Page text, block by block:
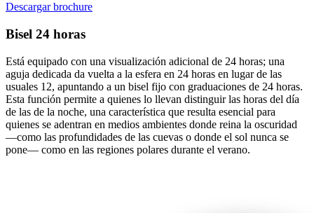
Descargar brochure
Bisel 24 horas
Está equipado con una visualización adicional de 24 horas; una
aguja dedicada da vuelta a la esfera en 24 horas en lugar de las
usuales 12, apuntando a un bisel fijo con graduaciones de 24 horas.
Esta función permite a quienes lo llevan distinguir las horas del día
de las de la noche, una característica que resulta esencial para
quienes se adentran en medios ambientes donde reina la oscuridad
—como las profundidades de las cuevas o donde el sol nunca se
pone— como en las regiones polares durante el verano.